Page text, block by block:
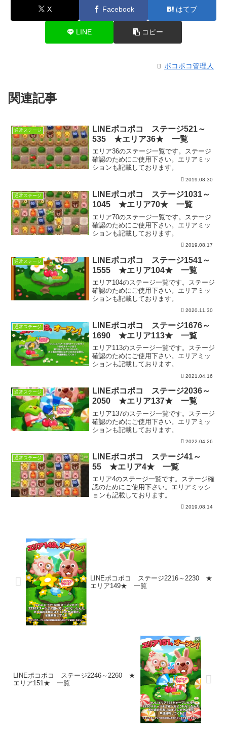
X Facebook はてブ
LINE コピー
ポコポコ管理人
関連記事
通常ステージ
LINEポコポコ ステージ521～
535 ★エリア36★ 一覧
エリア36のステージ一覧です。ステージ
確認のためにご使用下さい。エリアミッ
ションも記載しております。
2019.08.30
通常ステージ
LINEポコポコ ステージ1031～
1045 ★エリア70★ 一覧
エリア70のステージ一覧です。ステージ
確認のためにご使用下さい。エリアミッ
ションも記載しております。
2019.08.17
通常ステージ
LINEポコポコ ステージ1541～
1555 ★エリア104★ 一覧
エリア104のステージ一覧です。ステージ
確認のためにご使用下さい。エリアミッ
ションも記載しております。
2020.11.30
通常ステージ
LINEポコポコ ステージ1676～
1690 ★エリア113★ 一覧
エリア113のステージ一覧です。ステージ
確認のためにご使用下さい。エリアミッ
ションも記載しております。
2021.04.16
通常ステージ
LINEポコポコ ステージ2036～
2050 ★エリア137★ 一覧
エリア137のステージ一覧です。ステージ
確認のためにご使用下さい。エリアミッ
ションも記載しております。
2022.04.26
通常ステージ
LINEポコポコ ステージ41～
55 ★エリア4★ 一覧
エリア4のステージ一覧です。ステージ確
認のためにご使用下さい。エリアミッシ
ョンも記載しております。
2019.08.14
LINEポコポコ ステージ2216～2230 ★
エリア149★ 一覧
LINEポコポコ ステージ2246～2260 ★
エリア151★ 一覧